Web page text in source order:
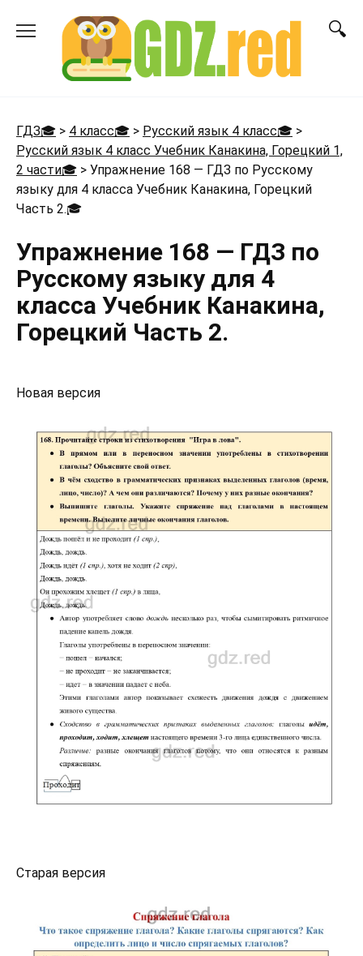
ГДЗ🎓 > 4 класс🎓 > Русский язык 4 класс🎓 >
Русский язык 4 класс Учебник Канакина, Горецкий 1,
2 части🎓 > Упражнение 168 — ГДЗ по Русскому
языку для 4 класса Учебник Канакина, Горецкий
Часть 2.🎓
Упражнение 168 — ГДЗ по
Русскому языку для 4
класса Учебник Канакина,
Горецкий Часть 2.
Новая версия
Старая версия